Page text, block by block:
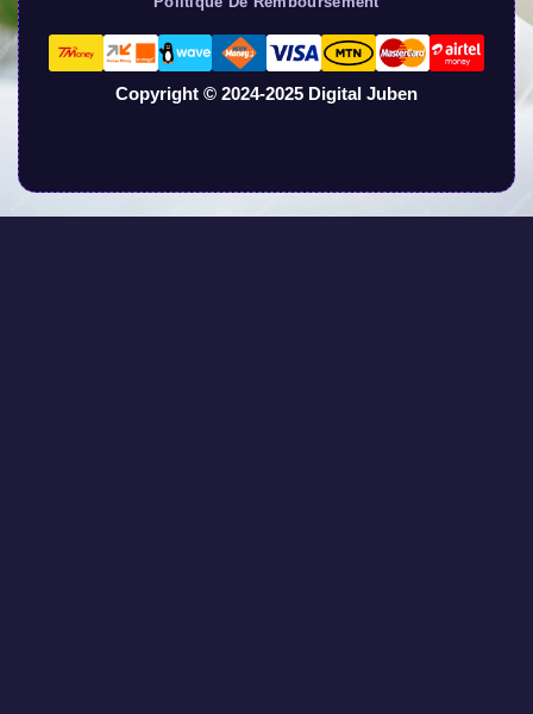
Copyright © 2024-2025 Digital Juben